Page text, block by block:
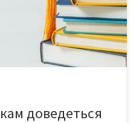
або математика», – сказав
доведеться